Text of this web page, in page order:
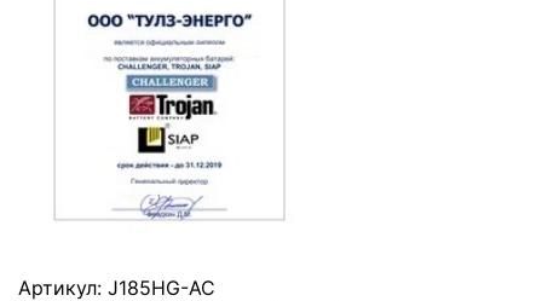
Артикул: J185HG-AC